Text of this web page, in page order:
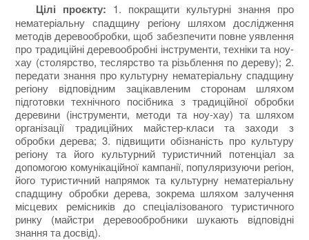
Цілі проєкту: 1. покращити культурні знання про
нематеріальну спадщину регіону шляхом дослідження
методів деревообробки, щоб забезпечити повне уявлення
про традиційні деревообробні інструменти, техніки та ноу-
хау (столярство, теслярство та різьблення по дереву); 2.
передати знання про культурну нематеріальну спадщину
регіону відповідним зацікавленим сторонам шляхом
підготовки технічного посібника з традиційної обробки
деревини (інструменти, методи та ноу-хау) та шляхом
організації традиційних майстер-класи та заходи з
обробки дерева; 3. підвищити обізнаність про культуру
регіону та його культурний туристичний потенціал за
допомогою комунікаційної кампанії, популяризуючи регіон,
його туристичний напрямок та культурну нематеріальну
спадщину обробки дерева, зокрема шляхом залучення
місцевих ремісників до спеціалізованого туристичного
ринку (майстри деревообробники шукають відповідні
знання та досвід).